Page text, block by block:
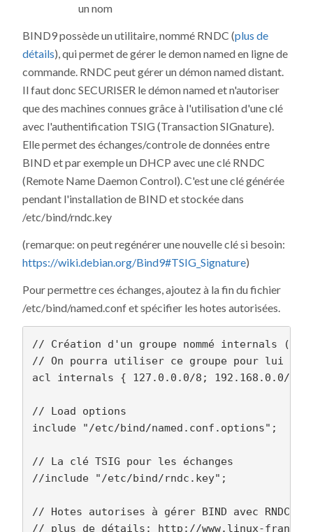
un nom
BIND9 possède un utilitaire, nommé RNDC (plus de
détails), qui permet de gérer le demon named en ligne de
commande. RNDC peut gérer un démon named distant.
Il faut donc SECURISER le démon named et n'autoriser
que des machines connues grâce à l'utilisation d'une clé
avec l'authentification TSIG (Transaction SIGnature).
Elle permet des échanges/controle de données entre
BIND et par exemple un DHCP avec une clé RNDC
(Remote Name Daemon Control). C'est une clé générée
pendant l'installation de BIND et stockée dans
/etc/bind/rndc.key
(remarque: on peut regénérer une nouvelle clé si besoin:
https://wiki.debian.org/Bind9#TSIG_Signature)
Pour permettre ces échanges, ajoutez à la fin du fichier
/etc/bind/named.conf et spécifier les hotes autorisées.
// Création d'un groupe nommé internals
// On pourra utiliser ce groupe pour lui
acl internals { 127.0.0.0/8; 192.168.0.0/
// Load options
include "/etc/bind/named.conf.options";
// La clé TSIG pour les échanges
//include "/etc/bind/rndc.key";
// Hotes autorises à gérer BIND avec RNDC
// plus de détails: http://www.linux-